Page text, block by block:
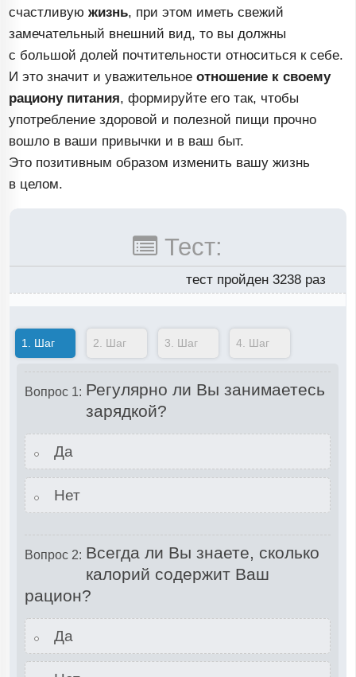
счастливуюжизнь, при этом иметь свежий
замечательный внешний вид, то вы должны
с большой долей почтительности относиться к себе.
И это значит и уважительноеотношение к своему
рациону питания, формируйте его так, чтобы
употребление здоровой и полезной пищи прочно
вошло в ваши привычки и в ваш быт.
Это позитивным образом изменить вашу жизнь
в целом.
Тест:
тест пройден 3238 раз
1. Шаг 2. Шаг 3. Шаг 4. Шаг
Вопрос 1: Регулярно ли Вы занимаетесь
зарядкой?
Да
Нет
Вопрос 2: Всегда ли Вы знаете, сколько
калорий содержит Ваш
рацион?
Да